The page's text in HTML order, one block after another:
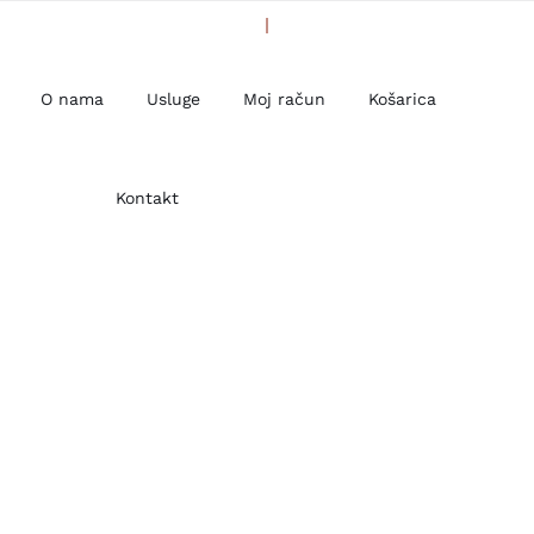
O nama Usluge Moj račun Košarica
Kontakt